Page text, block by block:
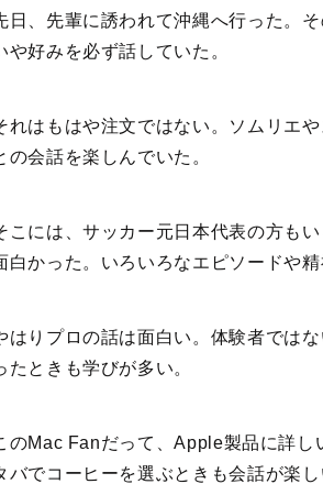
日、先輩に誘われて沖縄へ行った。
や好みを必ず話していた。
れはもはや注文ではない。ソムリエ
の会話を楽しんでいた。
こには、サッカー元日本代表の方も
白かった。いろいろなエピソードや精
はりプロの話は面白い。体験者では
たときも学びが多い。
のMac Fanだって、Apple製品に詳し
バでコーヒーを選ぶときも会話が楽